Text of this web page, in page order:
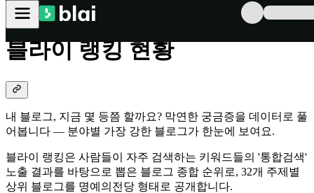
블로그 로직 ›블라이 랭킹
블라이 랭킹 현황
내 블로그, 지금 몇 등쯤 할까요? 막연한 궁금증을 데이터로 풀
어봅니다 — 분야별 가장 강한 블로그가 한눈에 보여요.
블라이 랭킹은 사람들이 자주 검색하는 키워드들의 '통합검색'
노출 결과를 바탕으로 뽑은 블로그 종합 순위로, 32개 주제별
상위 블로그를 명예의전당 형태로 공개합니다.